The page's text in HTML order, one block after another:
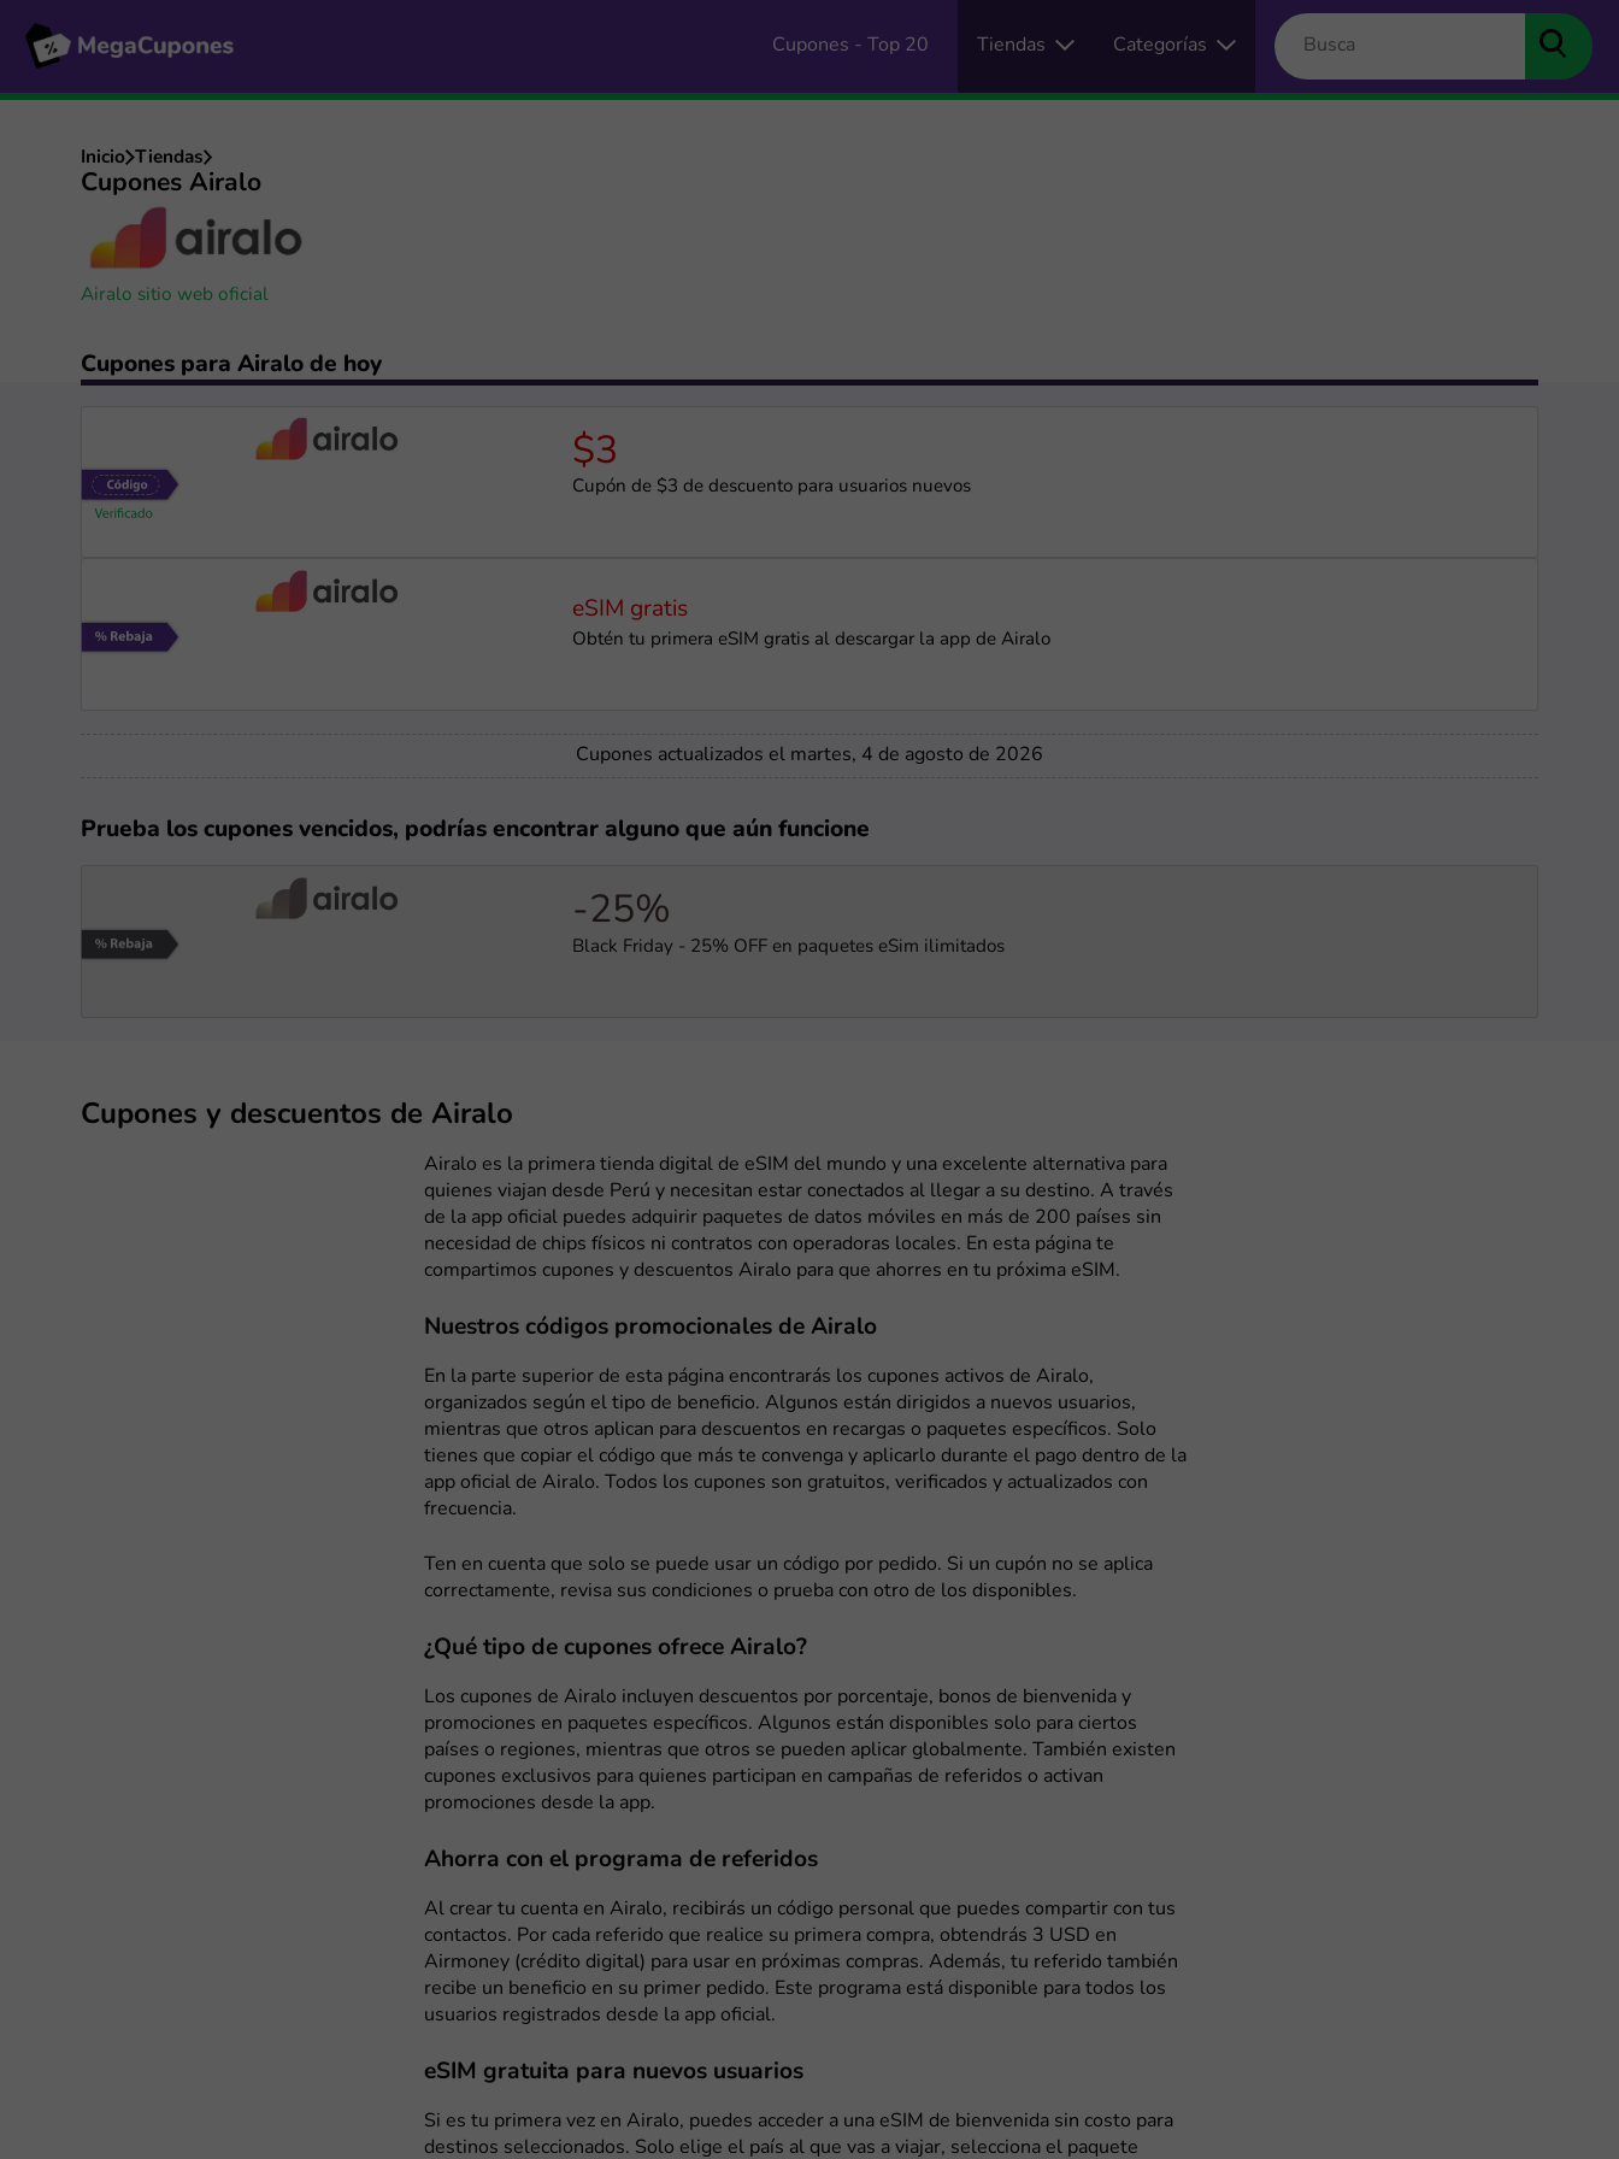
Cupones - Top 20 Tiendas Categorías
Inicio Tiendas
Cupones Airalo
Airalo sitio web oficial
Cupones para Airalo de hoy
$3
Cupón de $3 de descuento para usuarios nuevos
eSIM gratis
Obtén tu primera eSIM gratis al descargar la app de Airalo
Cupones actualizados el martes, 4 de agosto de 2026
Prueba los cupones vencidos, podrías encontrar alguno que aún funcione
-25%
Black Friday - 25% OFF en paquetes eSim ilimitados
Cupones y descuentos de Airalo
Airalo es la primera tienda digital de eSIM del mundo y una excelente alternativa para
quienes viajan desde Perú y necesitan estar conectados al llegar a su destino. A través
de la app oficial puedes adquirir paquetes de datos móviles en más de 200 países sin
necesidad de chips físicos ni contratos con operadoras locales. En esta página te
compartimos cupones y descuentos Airalo para que ahorres en tu próxima eSIM.
Nuestros códigos promocionales de Airalo
En la parte superior de esta página encontrarás los cupones activos de Airalo,
organizados según el tipo de beneficio. Algunos están dirigidos a nuevos usuarios,
mientras que otros aplican para descuentos en recargas o paquetes específicos. Solo
tienes que copiar el código que más te convenga y aplicarlo durante el pago dentro de la
app oficial de Airalo. Todos los cupones son gratuitos, verificados y actualizados con
frecuencia.
Ten en cuenta que solo se puede usar un código por pedido. Si un cupón no se aplica
correctamente, revisa sus condiciones o prueba con otro de los disponibles.
¿Qué tipo de cupones ofrece Airalo?
Los cupones de Airalo incluyen descuentos por porcentaje, bonos de bienvenida y
promociones en paquetes específicos. Algunos están disponibles solo para ciertos
países o regiones, mientras que otros se pueden aplicar globalmente. También existen
cupones exclusivos para quienes participan en campañas de referidos o activan
promociones desde la app.
Ahorra con el programa de referidos
Al crear tu cuenta en Airalo, recibirás un código personal que puedes compartir con tus
contactos. Por cada referido que realice su primera compra, obtendrás 3 USD en
Airmoney (crédito digital) para usar en próximas compras. Además, tu referido también
recibe un beneficio en su primer pedido. Este programa está disponible para todos los
usuarios registrados desde la app oficial.
eSIM gratuita para nuevos usuarios
Si es tu primera vez en Airalo, puedes acceder a una eSIM de bienvenida sin costo para
destinos seleccionados. Solo elige el país al que vas a viajar, selecciona el paquete